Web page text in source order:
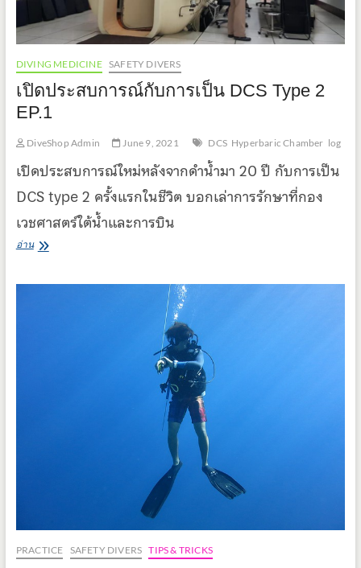
DIVING MEDICINE SAFETY DIVERS
เปิดประสบการณ์กับการเป็น DCS Type 2
EP.1
DiveShop Admin June 9, 2021 DCS Hyperbaric Chamber log
เปิดประสบการณ์ใหม่หลังจากดำน้ำมา 20 ปี กับการเป็น
DCS type 2 ครั้งแรกในชีวิต บอกเล่าการรักษาที่กอง
เวชศาสตร์ใต้น้ำและการบิน
อ่านเปิด
PRACTICE SAFETY DIVERS TIPS & TRICKS